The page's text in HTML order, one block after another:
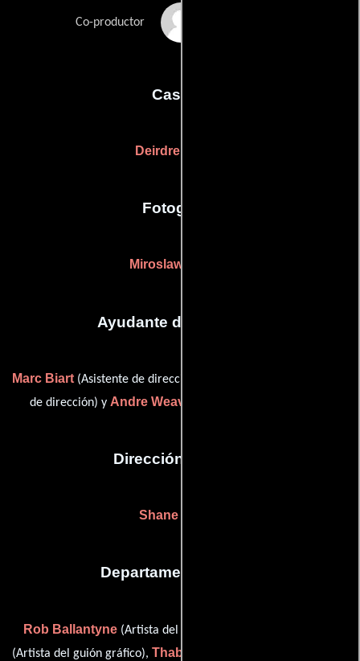
Co-productor
Casting
Deirdre Bowen
Fotografia
Miroslaw Baszak
Ayudante de dirección
Marc Biart(Asistente de dirección),
de dirección) y Andre Weavind
Dirección artística
Shane Bunce
Departamento de arte
Rob Ballantyne (Artista del guión gráfico),
(Artista del guión gráfico), Thabiso David Mohapi